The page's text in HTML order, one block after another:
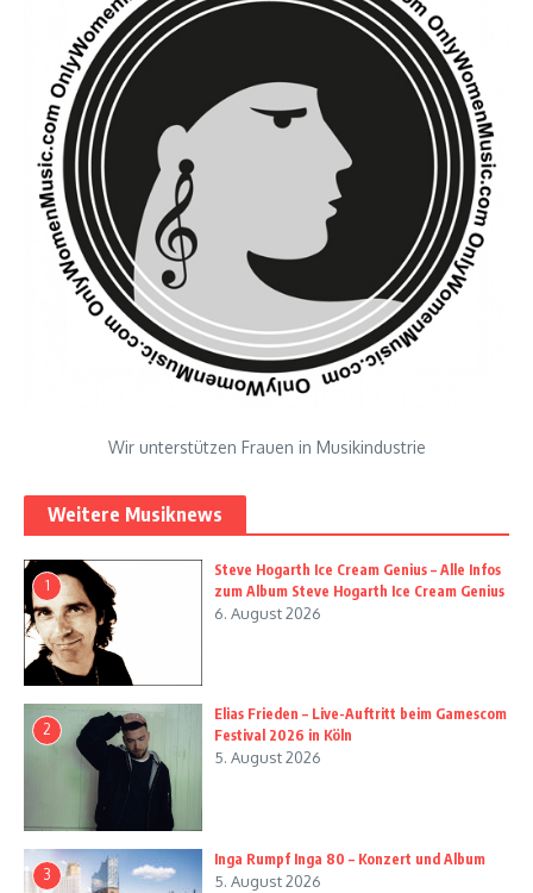
Wir unterstützen Frauen in Musikindustrie
Weitere Musiknews
1
Steve Hogarth Ice Cream Genius – Alle Infos
zum Album Steve Hogarth Ice Cream Genius
6. August 2026
2
Elias Frieden – Live-Auftritt beim Gamescom
Festival 2026 in Köln
5. August 2026
3
Inga Rumpf Inga 80 – Konzert und Album
5. August 2026